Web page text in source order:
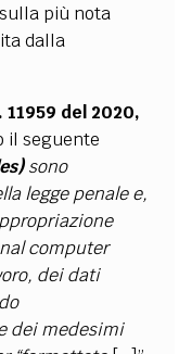
più nota
dalla
del 2020,
il seguente
sono
legge penale e,
computer
dei dati
dei medesimi